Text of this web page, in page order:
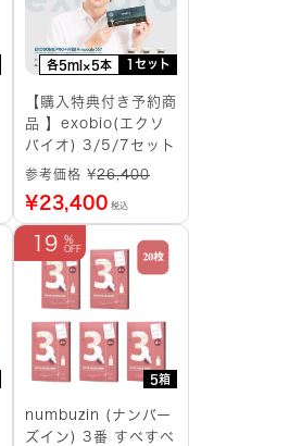
各5ml×5本 1セット
【購入特典付き予約商
品 】exobio(エクソ
バイオ) 3/5/7セット
参考価格 ¥26,400
¥23,400 税込
5箱
19
numbuzin (ナンバー
ズイン) 3番 すべすべ